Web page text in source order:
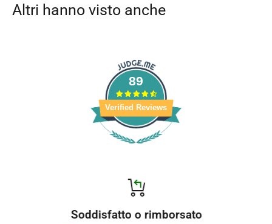
Altri hanno visto anche
89
Verified Reviews
Soddisfatto o rimborsato